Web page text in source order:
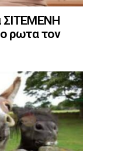
ρωτα τον